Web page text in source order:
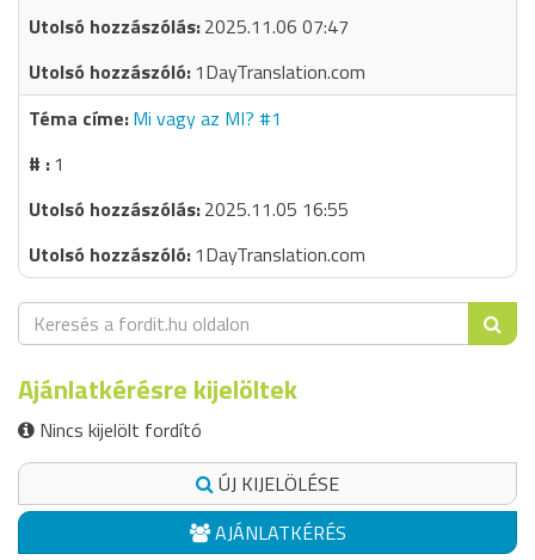
2025.11.06 07:47
1DayTranslation.com
Mi vagy az MI? #1
1
2025.11.05 16:55
1DayTranslation.com
Ajánlatkérésre kijelöltek
Nincs kijelölt fordító
ÚJ KIJELÖLÉSE
AJÁNLATKÉRÉS